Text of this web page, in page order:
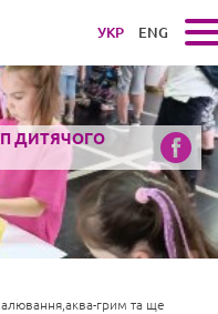
ДИТЯЧОГО
грим та ще
УКР ENG